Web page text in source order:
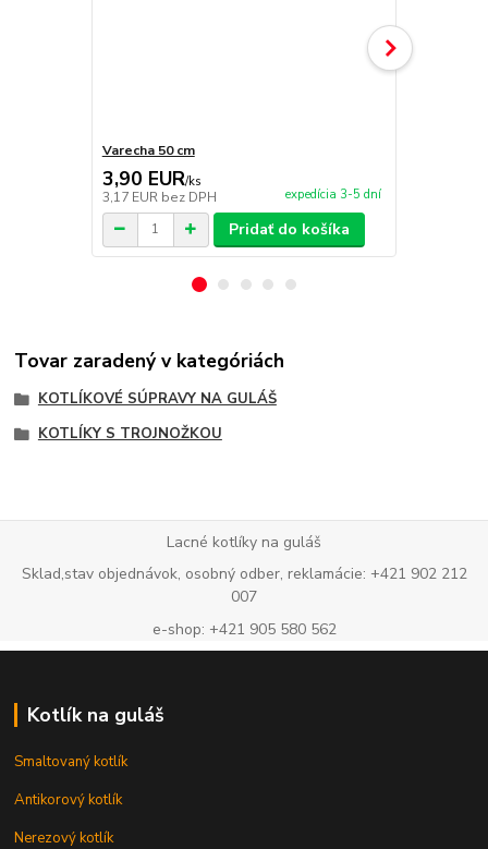
Varecha 50 cm
3,90 EUR/ks
3,17 EUR bez DPH expedícia 3-5 dní
Pridať do košíka
Tovar zaradený v kategóriách
KOTLÍKOVÉ SÚPRAVY NA GULÁŠ
KOTLÍKY S TROJNOŽKOU
Lacné kotlíky na guláš
Sklad,stav objednávok, osobný odber, reklamácie: +421 902 212
007
e-shop: +421 905 580 562
Kotlík na guláš
Smaltovaný kotlík
Antikorový kotlík
Nerezový kotlík